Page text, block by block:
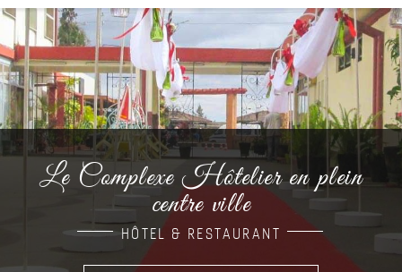
Le Complexe Hôtelier en plein
centre ville
HÔTEL & RESTAURANT